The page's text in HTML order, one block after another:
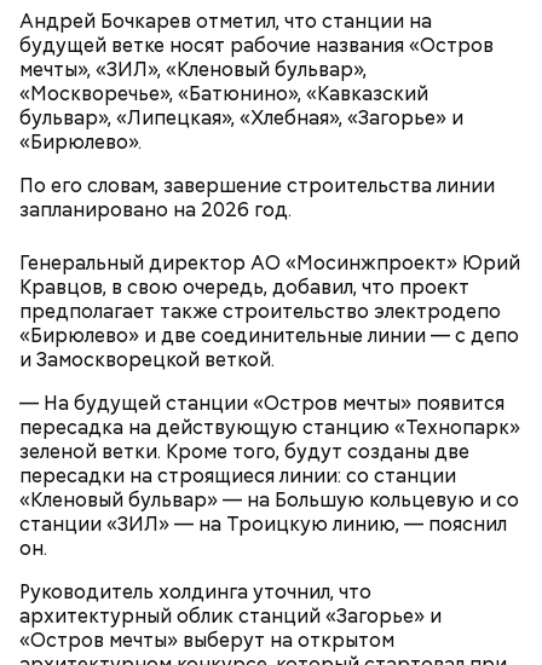
Андрей Бочкарев отметил, что станции на
будущей ветке носят рабочие названия «Остров
мечты», «ЗИЛ», «Кленовый бульвар»,
«Москворечье», «Батюнино», «Кавказский
бульвар», «Липецкая», «Хлебная», «Загорье» и
«Бирюлево».
По его словам, завершение строительства линии
запланировано на 2026 год.
Генеральный директор АО «Мосинжпроект» Юрий
Кравцов, в свою очередь, добавил, что проект
предполагает также строительство электродепо
«Бирюлево» и две соединительные линии — с депо
и Замоскворецкой веткой.
— На будущей станции «Остров мечты» появится
пересадка на действующую станцию «Технопарк»
зеленой ветки. Кроме того, будут созданы две
пересадки на строящиеся линии: со станции
«Кленовый бульвар» — на Большую кольцевую и со
станции «ЗИЛ» — на Троицкую линию, — пояснил
он.
Руководитель холдинга уточнил, что
архитектурный облик станций «Загорье» и
«Остров мечты» выберут на открытом